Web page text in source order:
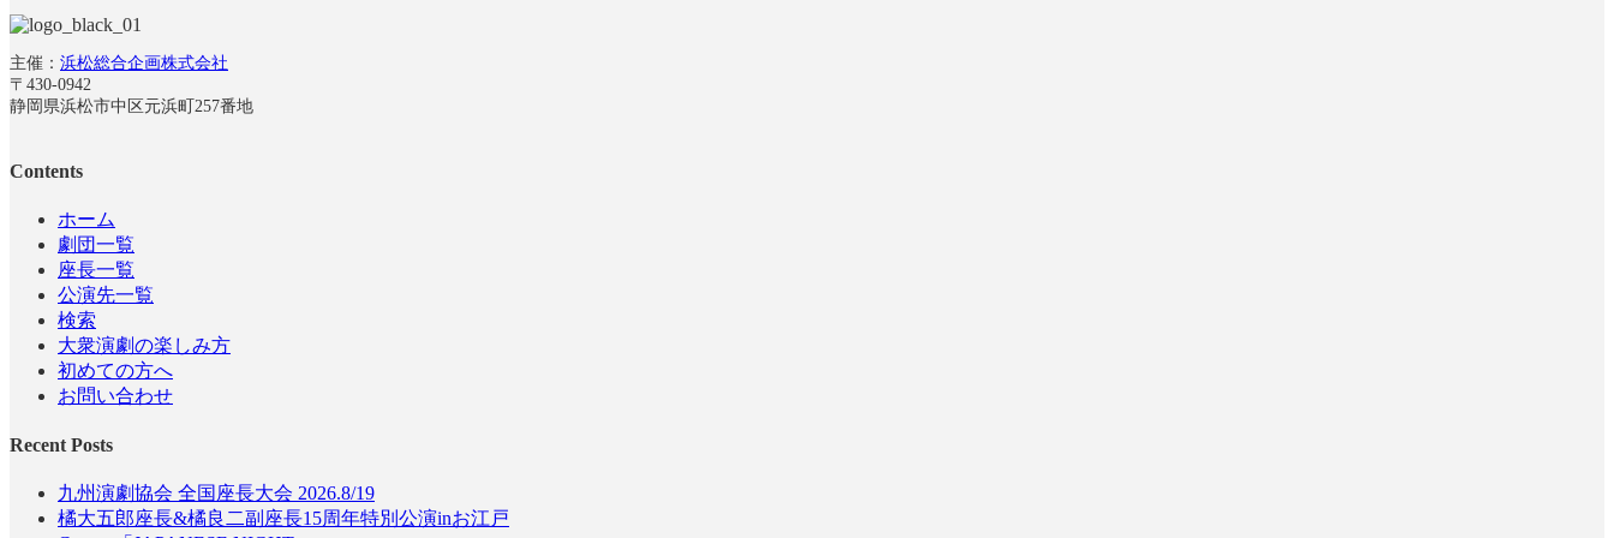
主催： 浜松総合企画株式会社
〒430-0942
静岡県浜松市中区元浜町257番地
Contents
ホーム
劇団一覧
座長一覧
公演先一覧
検索
大衆演劇の楽しみ方
初めての方へ
お問い合わせ
Recent Posts
九州演劇協会 全国座長大会 2026.8/19
橘大五郎座長&橘良二副座長15周年特別公演inお江戸